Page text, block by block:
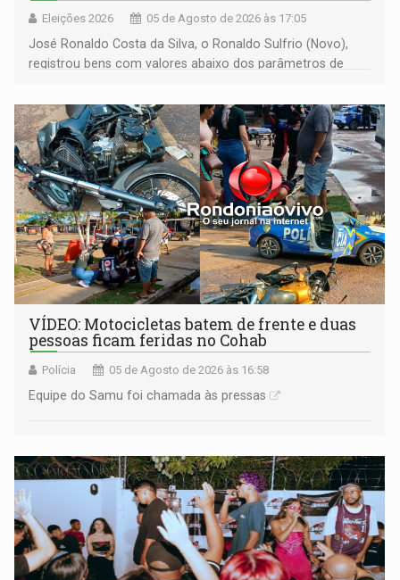
Eleições 2026 05 de Agosto de 2026 às 17:05
José Ronaldo Costa da Silva, o Ronaldo Sulfrio (Novo),
registrou bens com valores abaixo dos parâmetros de
milhões
VÍDEO: Motocicletas batem de frente e duas
pessoas ficam feridas no Cohab
Polícia 05 de Agosto de 2026 às 16:58
Equipe do Samu foi chamada às pressas